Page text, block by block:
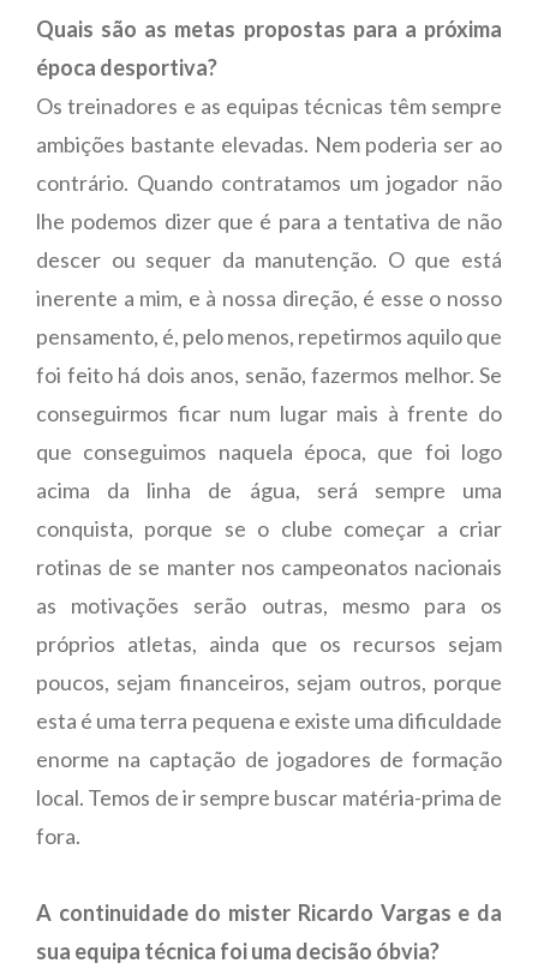
Quais são as metas propostas para a próxima
época desportiva?
Os treinadores e as equipas técnicas têm sempre
ambições bastante elevadas. Nem poderia ser ao
contrário. Quando contratamos um jogador não
lhe podemos dizer que é para a tentativa de não
descer ou sequer da manutenção. O que está
inerente a mim, e à nossa direção, é esse o nosso
pensamento, é, pelo menos, repetirmos aquilo que
foi feito há dois anos, senão, fazermos melhor. Se
conseguirmos ficar num lugar mais à frente do
que conseguimos naquela época, que foi logo
acima da linha de água, será sempre uma
conquista, porque se o clube começar a criar
rotinas de se manter nos campeonatos nacionais
as motivações serão outras, mesmo para os
próprios atletas, ainda que os recursos sejam
poucos, sejam financeiros, sejam outros, porque
esta é uma terra pequena e existe uma dificuldade
enorme na captação de jogadores de formação
local. Temos de ir sempre buscar matéria-prima de
fora.
A continuidade do mister Ricardo Vargas e da
sua equipa técnica foi uma decisão óbvia?